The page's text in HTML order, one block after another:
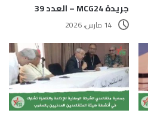
جريدة MCG24 – العدد 39
14 مارس، 2026